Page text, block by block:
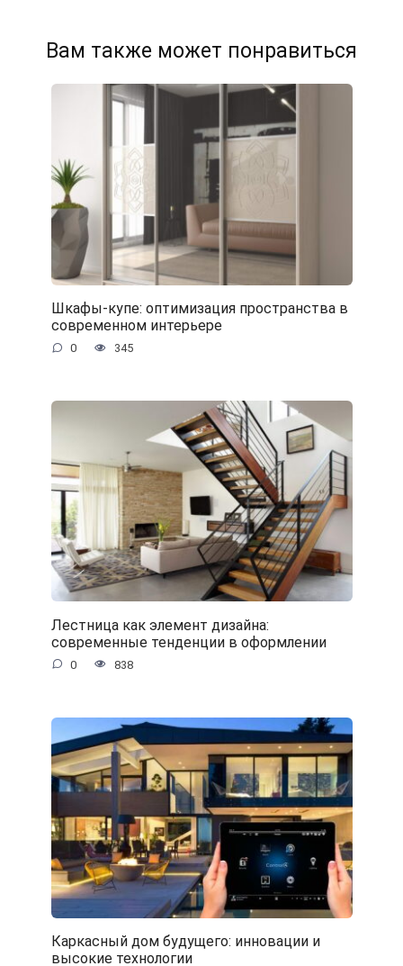
Вам также может понравиться
Шкафы-купе: оптимизация пространства в
современном интерьере
0 345
Лестница как элемент дизайна:
современные тенденции в оформлении
0 838
Каркасный дом будущего: инновации и
высокие технологии